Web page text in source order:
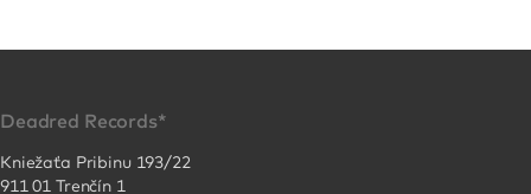
Deadred Records*
Kniežaťa Pribinu 193/22
911 01 Trenčín 1